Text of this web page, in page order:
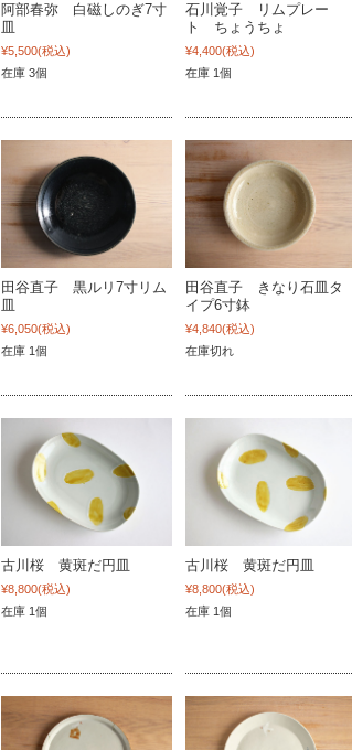
阿部春弥 白磁しのぎ7寸
皿
¥5,500(税込)
在庫 3個
石川覚子 リムプレー
ト ちょうちょ
¥4,400(税込)
在庫 1個
田谷直子 黒ルリ7寸リム
皿
¥6,050(税込)
在庫 1個
田谷直子 きなり石皿タ
イプ6寸鉢
¥4,840(税込)
在庫切れ
古川桜 黄斑だ円皿
¥8,800(税込)
在庫 1個
古川桜 黄斑だ円皿
¥8,800(税込)
在庫 1個